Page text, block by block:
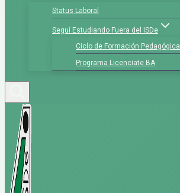
Status Laboral
Seguí Estudiando Fuera del ISDe
Ciclo de Formación Pedagógica
Programa Licenciate BA